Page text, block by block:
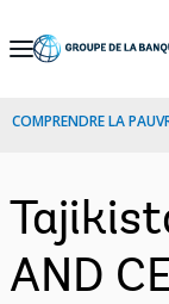
Skip
Navigation
COMPRENDRE LA
AND